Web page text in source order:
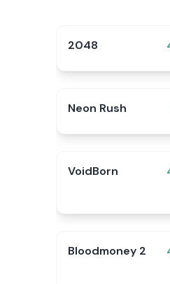
2048
Neon Rush
VoidBorn
Bloodmoney 2